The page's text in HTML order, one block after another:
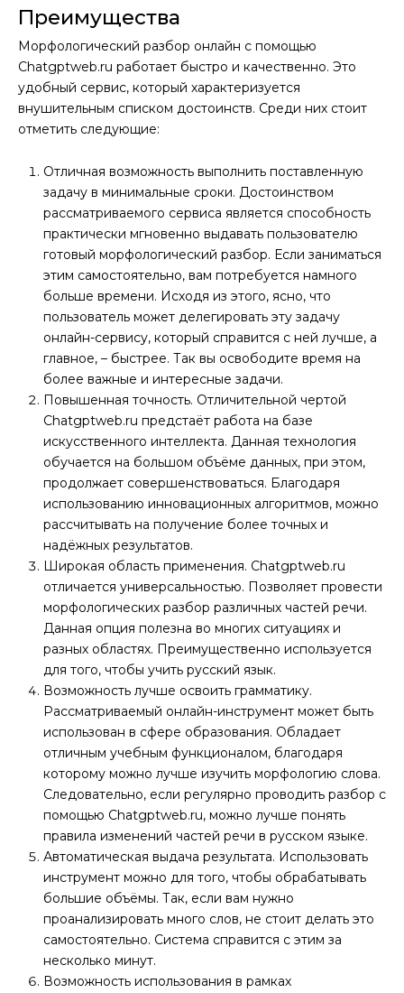
Преимущества
Морфологический разбор онлайн с помощью
Chatgptweb.ru работает быстро и качественно. Это
удобный сервис, который характеризуется
внушительным списком достоинств. Среди них стоит
отметить следующие:
Отличная возможность выполнить поставленную
задачу в минимальные сроки. Достоинством
рассматриваемого сервиса является способность
практически мгновенно выдавать пользователю
готовый морфологический разбор. Если заниматься
этим самостоятельно, вам потребуется намного
больше времени. Исходя из этого, ясно, что
пользователь может делегировать эту задачу
онлайн-сервису, который справится с ней лучше, а
главное, – быстрее. Так вы освободите время на
более важные и интересные задачи.
Повышенная точность. Отличительной чертой
Chatgptweb.ru предстаёт работа на базе
искусственного интеллекта. Данная технология
обучается на большом объёме данных, при этом,
продолжает совершенствоваться. Благодаря
использованию инновационных алгоритмов, можно
рассчитывать на получение более точных и
надёжных результатов.
Широкая область применения. Chatgptweb.ru
отличается универсальностью. Позволяет провести
морфологических разбор различных частей речи.
Данная опция полезна во многих ситуациях и
разных областях. Преимущественно используется
для того, чтобы учить русский язык.
Возможность лучше освоить грамматику.
Рассматриваемый онлайн-инструмент может быть
использован в сфере образования. Обладает
отличным учебным функционалом, благодаря
которому можно лучше изучить морфологию слова.
Следовательно, если регулярно проводить разбор с
помощью Chatgptweb.ru, можно лучше понять
правила изменений частей речи в русском языке.
Автоматическая выдача результата. Использовать
инструмент можно для того, чтобы обрабатывать
большие объёмы. Так, если вам нужно
проанализировать много слов, не стоит делать это
самостоятельно. Система справится с этим за
несколько минут.
Возможность использования в рамках